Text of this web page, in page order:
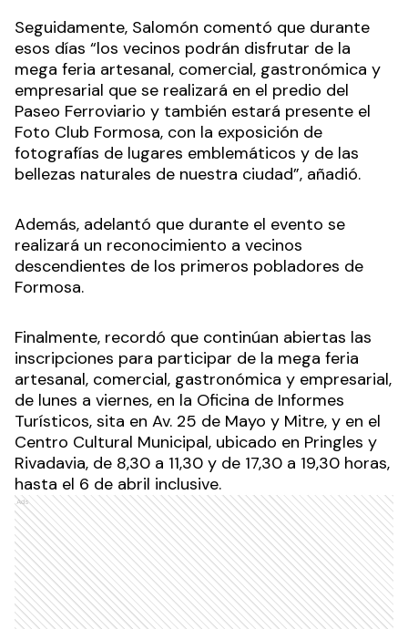
Seguidamente, Salomón comentó que durante
esos días “los vecinos podrán disfrutar de la
mega feria artesanal, comercial, gastronómica y
empresarial que se realizará en el predio del
Paseo Ferroviario y también estará presente el
Foto Club Formosa, con la exposición de
fotografías de lugares emblemáticos y de las
bellezas naturales de nuestra ciudad”, añadió.
Además, adelantó que durante el evento se
realizará un reconocimiento a vecinos
descendientes de los primeros pobladores de
Formosa.
Finalmente, recordó que continúan abiertas las
inscripciones para participar de la mega feria
artesanal, comercial, gastronómica y empresarial,
de lunes a viernes, en la Oficina de Informes
Turísticos, sita en Av. 25 de Mayo y Mitre, y en el
Centro Cultural Municipal, ubicado en Pringles y
Rivadavia, de 8,30 a 11,30 y de 17,30 a 19,30 horas,
hasta el 6 de abril inclusive.
Ads